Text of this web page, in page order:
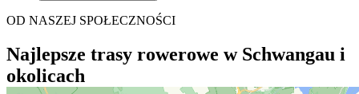
OD NASZEJ SPOŁECZNOŚCI
Najlepsze trasy rowerowe w Schwangau i
okolicach